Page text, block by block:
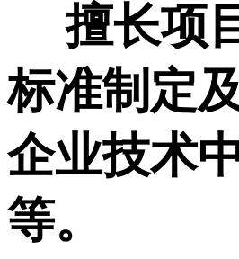
擅长项
标准制定
企业技术
等。